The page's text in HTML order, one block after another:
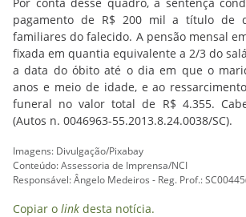
pagamento de R$ 200 mil a título de
familiares do falecido. A pensão mensal
fixada em quantia equivalente a 2/3 do
a data do óbito até o dia em que o
anos e meio de idade, e ao
funeral no valor total de R$ 4.355.
(Autos n. 0046963-55.2013.8.24.0038/SC).
Imagens: Divulgação/Pixabay
Conteúdo: Assessoria de Imprensa/NCI
Responsável: Ângelo Medeiros - Reg. Prof.:
Copiar o link desta notícia.